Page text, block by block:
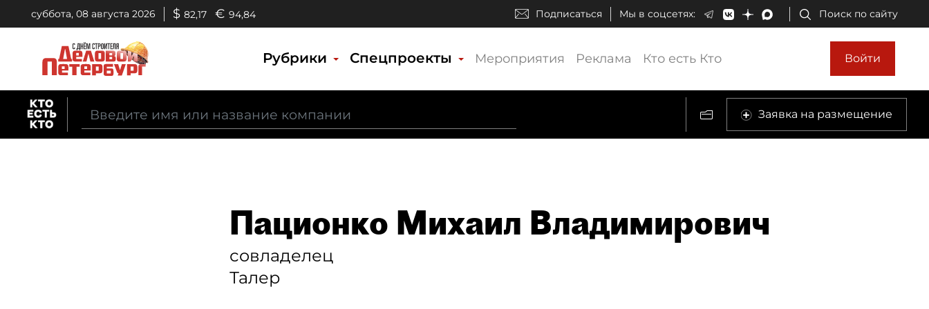
суббота, 08 августа 2026 $ 82,17 € 94,84 Подписаться Мы в соцсетях: Поиск по сайту
Рубрики Спецпроекты Мероприятия Реклама Кто есть Кто Войти
Заявка на размещение
Пационко Михаил Владимирович
совладелец
Талер